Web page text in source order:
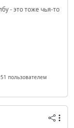
- это тоже чья-то
пользователем